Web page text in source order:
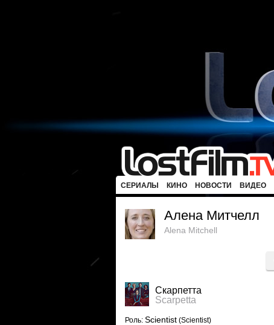
СЕРИАЛЫ КИНО НОВОСТИ ВИДЕО
Алена Митчелл
Alena Mitchell
Скарпетта
Scarpetta
Роль: Scientist (Scientist)